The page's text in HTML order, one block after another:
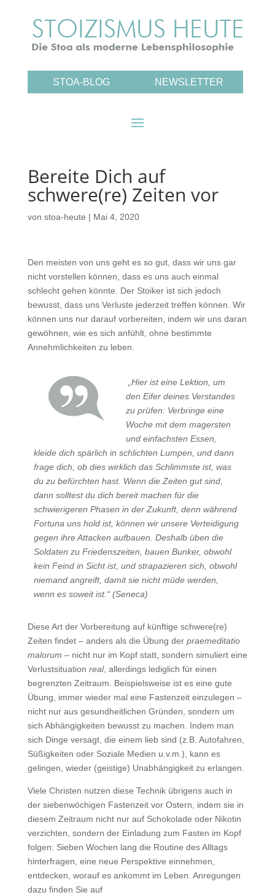
STOA-BLOG NEWSLETTER
Bereite Dich auf
schwere(re) Zeiten vor
von stoa-heute | Mai 4, 2020
Den meisten von uns geht es so gut, dass wir uns gar
nicht vorstellen können, dass es uns auch einmal
schlecht gehen könnte. Der Stoiker ist sich jedoch
bewusst, dass uns Verluste jederzeit treffen können. Wir
können uns nur darauf vorbereiten, indem wir uns daran
gewöhnen, wie es sich anfühlt, ohne bestimmte
Annehmlichkeiten zu leben.
„Hier ist eine Lektion, um
den Eifer deines Verstandes
zu prüfen: Verbringe eine
Woche mit dem magersten
und einfachsten Essen,
kleide dich spärlich in schlichten Lumpen, und dann
frage dich, ob dies wirklich das Schlimmste ist, was
du zu befürchten hast. Wenn die Zeiten gut sind,
dann solltest du dich bereit machen für die
schwierigeren Phasen in der Zukunft, denn während
Fortuna uns hold ist, können wir unsere Verteidigung
gegen ihre Attacken aufbauen. Deshalb üben die
Soldaten zu Friedenszeiten, bauen Bunker, obwohl
kein Feind in Sicht ist, und strapazieren sich, obwohl
niemand angreift, damit sie nicht müde werden,
wenn es soweit ist.“ (Seneca)
Diese Art der Vorbereitung auf künftige schwere(re)
Zeiten findet – anders als die Übung der praemeditatio
malorum – nicht nur im Kopf statt, sondern simuliert eine
Verlustsituation real, allerdings lediglich für einen
begrenzten Zeitraum. Beispielsweise ist es eine gute
Übung, immer wieder mal eine Fastenzeit einzulegen –
nicht nur aus gesundheitlichen Gründen, sondern um
sich Abhängigkeiten bewusst zu machen. Indem man
sich Dinge versagt, die einem lieb sind (z.B. Autofahren,
Süßigkeiten oder Soziale Medien u.v.m.), kann es
gelingen, wieder (geistige) Unabhängigkeit zu erlangen.
Viele Christen nutzen diese Technik übrigens auch in
der siebenwöchigen Fastenzeit vor Ostern, indem sie in
diesem Zeitraum nicht nur auf Schoko­lade oder Nikotin
verzichten, sondern der Einladung zum Fasten im Kopf
folgen: Sieben Wochen lang die Routine des Alltags
hinterfragen, eine neue Perspektive einnehmen,
entdecken, worauf es ankommt im Leben. Anregungen
dazu finden Sie auf